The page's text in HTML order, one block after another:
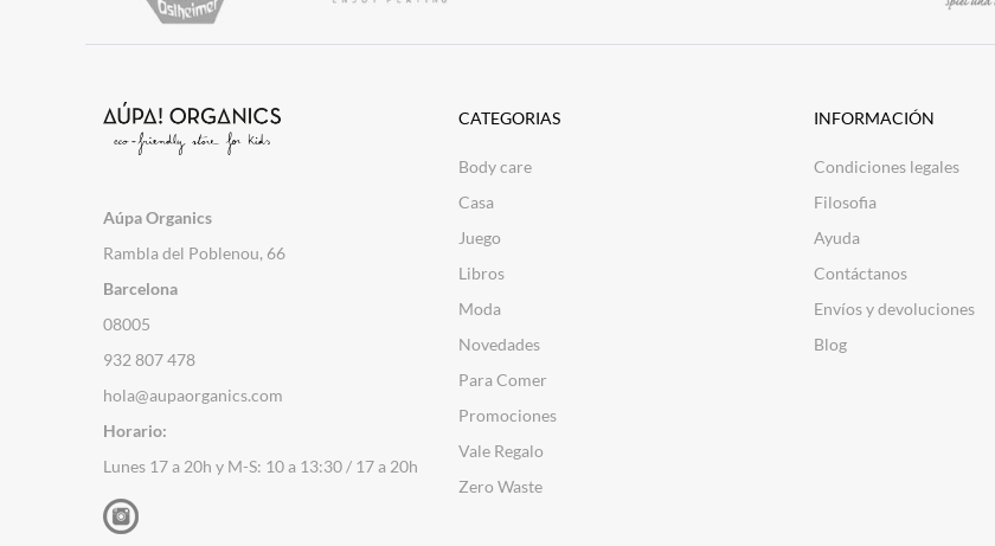
Aúpa Organics
Rambla del Poblenou, 66
Barcelona
08005
932 807 478
hola@aupaorganics.com
Horario:
Lunes 17 a 20h y M-S: 10 a 13:30 / 17 a 20h
CATEGORIAS
Body care
Casa
Juego
Libros
Moda
Novedades
Para Comer
Promociones
Vale Regalo
Zero Waste
INFORMACIÓN
Condiciones legales
Filosofia
Ayuda
Contáctanos
Envíos y devoluciones
Blog